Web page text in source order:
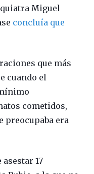
Miguel
concluía que
que más
cuando el
cometidos,
preocupaba era
17